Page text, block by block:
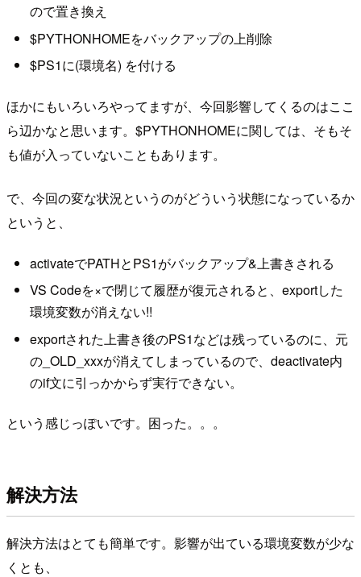
ので置き換え
$PYTHONHOMEをバックアップの上削除
$PS1に(環境名) を付ける
ほかにもいろいろやってますが、今回影響してくるのはここ
ら辺かなと思います。$PYTHONHOMEに関しては、そもそ
も値が入っていないこともあります。
で、今回の変な状況というのがどういう状態になっているか
というと、
activateでPATHとPS1がバックアップ&上書きされる
VS Codeを×で閉じて履歴が復元されると、exportした
環境変数が消えない!!
exportされた上書き後のPS1などは残っているのに、元
の_OLD_xxxが消えてしまっているので、deactivate内
のif文に引っかからず実行できない。
という感じっぽいです。困った。。。
解決方法
解決方法はとても簡単です。影響が出ている環境変数が少な
くとも、